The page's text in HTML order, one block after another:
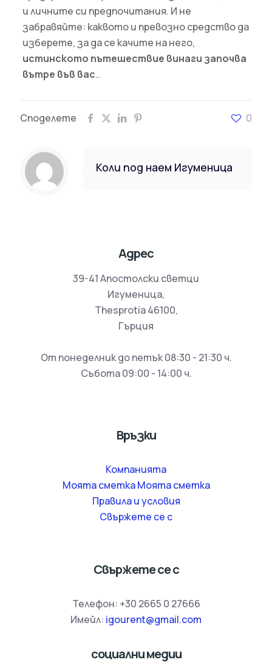
и личните си предпочитания. И не
забравяйте: каквото и превозно средство да
изберете, за да се качите на него,
истинското пътешествие винаги започва
вътре във вас..
Споделете 0
Коли под наем Игуменица
Адрес
39-41 Апостолски светци
Игуменица,
Thesprotia 46100,
Гърция
От понеделник до петък 08:30 - 21:30 ч.
Събота 09:00 - 14:00 ч.
Връзки
Компанията
Моята сметка Моята сметка
Правила и условия
Свържете се с
Свържете се с
Телефон: +30 2665 0 27666
Имейл: igourent@gmail.com
социални медии